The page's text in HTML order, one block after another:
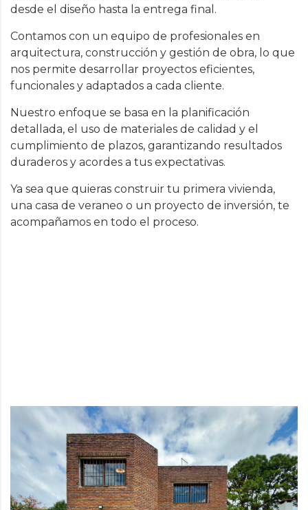
desde el diseño hasta la entrega final.
Contamos con un equipo de profesionales en
arquitectura, construcción y gestión de obra, lo que
nos permite desarrollar proyectos eficientes,
funcionales y adaptados a cada cliente.
Nuestro enfoque se basa en la planificación
detallada, el uso de materiales de calidad y el
cumplimiento de plazos, garantizando resultados
duraderos y acordes a tus expectativas.
Ya sea que quieras construir tu primera vivienda,
una casa de veraneo o un proyecto de inversión, te
acompañamos en todo el proceso.